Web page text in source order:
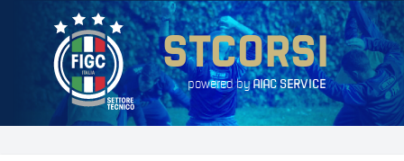
STCORSI
powered byAIAC SERVICE